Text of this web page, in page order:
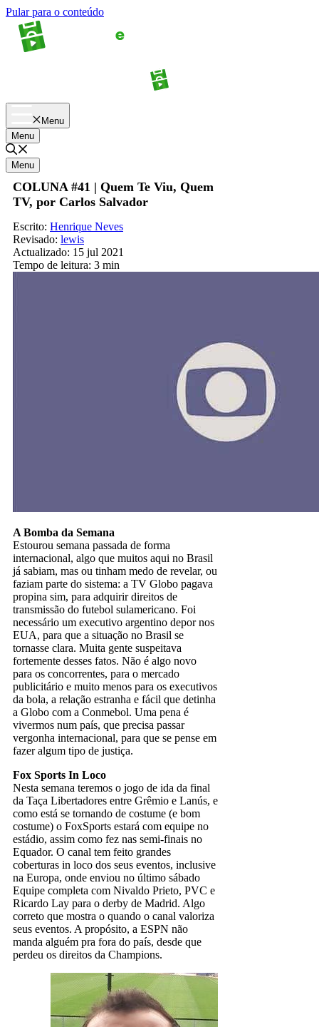
Pular para o conteúdo
Menu
Menu
Menu
COLUNA #41 | Quem Te Viu, Quem
TV, por Carlos Salvador
Escrito: Henrique Neves
Revisado: lewis
Actualizado: 15 jul 2021
Tempo de leitura: 3 min
A Bomba da Semana
Estourou semana passada de forma
internacional, algo que muitos aqui no Brasil
já sabiam, mas ou tinham medo de revelar, ou
faziam parte do sistema: a TV Globo pagava
propina sim, para adquirir direitos de
transmissão do futebol sulamericano. Foi
necessário um executivo argentino depor nos
EUA, para que a situação no Brasil se
tornasse clara. Muita gente suspeitava
fortemente desses fatos. Não é algo novo
para os concorrentes, para o mercado
publicitário e muito menos para os executivos
da bola, a relação estranha e fácil que detinha
a Globo com a Conmebol. Uma pena é
vivermos num país, que precisa passar
vergonha internacional, para que se pense em
fazer algum tipo de justiça.
Fox Sports In Loco
Nesta semana teremos o jogo de ida da final
da Taça Libertadores entre Grêmio e Lanús, e
como está se tornando de costume (e bom
costume) o FoxSports estará com equipe no
estádio, assim como fez nas semi-finais no
Equador. O canal tem feito grandes
coberturas in loco dos seus eventos, inclusive
na Europa, onde enviou no último sábado
Equipe completa com Nivaldo Prieto, PVC e
Ricardo Lay para o derby de Madrid. Algo
correto que mostra o quando o canal valoriza
seus eventos. A propósito, a ESPN não
manda alguém pra fora do país, desde que
perdeu os direitos da Champions.